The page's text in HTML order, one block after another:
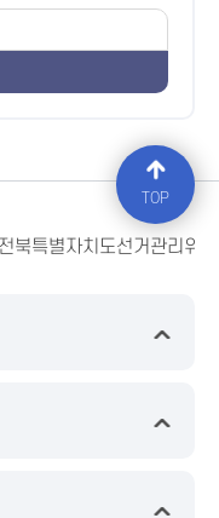
전북특별자치도선거관리위
TOP